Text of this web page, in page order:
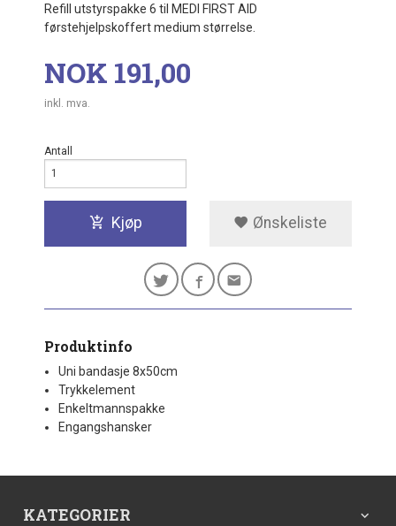
Refill utstyrspakke 6 til MEDI FIRST AID
førstehjelpskoffert medium størrelse.
Pris
NOK 191,00
inkl. mva.
Antall
Kjøp Ønskeliste
Produktinfo
Uni bandasje 8x50cm
Trykkelement
Enkeltmannspakke
Engangshansker
KATEGORIER